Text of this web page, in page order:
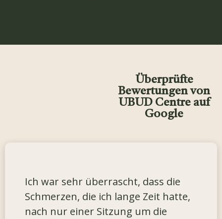
Überprüfte
Bewertungen von
UBUD Centre auf
Google
Ich war sehr überrascht, dass die
Schmerzen, die ich lange Zeit hatte,
nach nur einer Sitzung um die